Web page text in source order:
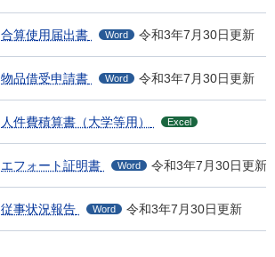
合算使用届出書 Word 令和3年7月30日更新
物品借受申請書 Word 令和3年7月30日更新
人件費積算書（大学等用） Excel
エフォート証明書 Word 令和3年7月30日更新
従事状況報告 Word 令和3年7月30日更新